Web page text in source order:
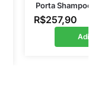
Porta
R$257,90